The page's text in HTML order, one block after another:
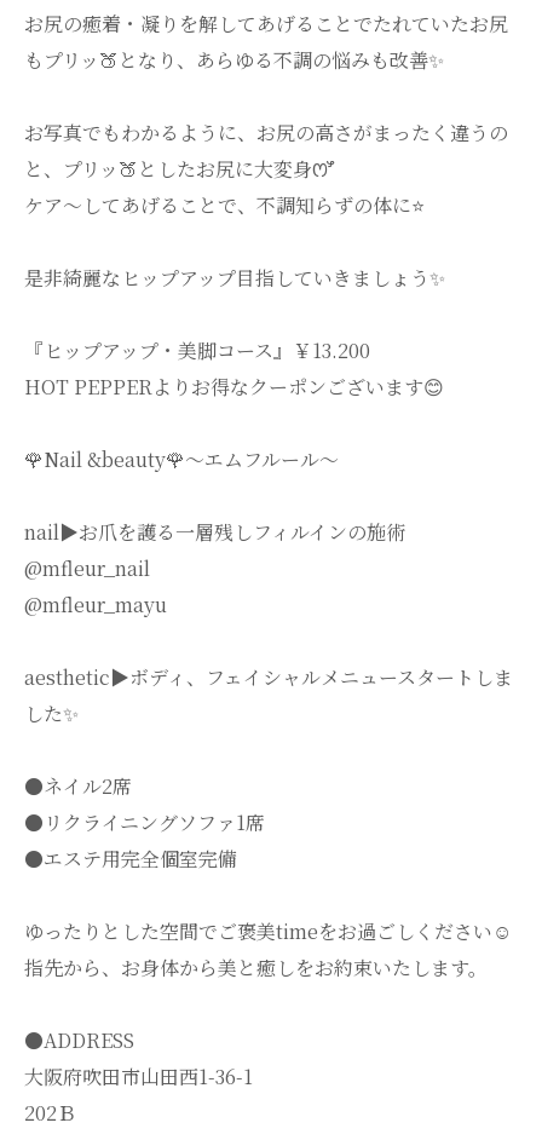
お尻の癒着・凝りを解してあげることでたれていたお尻
もプリッ🍑となり、あらゆる不調の悩みも改善✨
お写真でもわかるように、お尻の高さがまったく違うの
と、プリッ🍑としたお尻に大変身ꯁꯧ
ケア～してあげることで、不調知らずの体に⭐️
是非綺麗なヒップアップ目指していきましょう✨
『ヒップアップ・美脚コース』￥13.200
HOT PEPPERよりお得なクーポンございます😊
🌹Nail &beauty🌹〜エムフルール〜
nail▶︎お爪を護る一層残しフィルインの施術
@mfleur_nail
@mfleur_mayu
aesthetic▶︎ボディ、フェイシャルメニュースタートしま
した✨
●ネイル2席
●リクライニングソファ1席
●エステ用完全個室完備
ゆったりとした空間でご褒美timeをお過ごしください☺️
指先から、お身体から美と癒しをお約束いたします。
●ADDRESS
大阪府吹田市山田西1-36-1
202Ｂ